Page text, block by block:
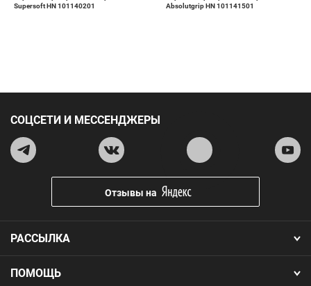
Supersoft HN 101140201
Absolutgrip HN 101141501
ПОМОЩЬ
РАССЫЛКА
СОЦСЕТИ И МЕССЕНДЖЕРЫ
Отзывы на